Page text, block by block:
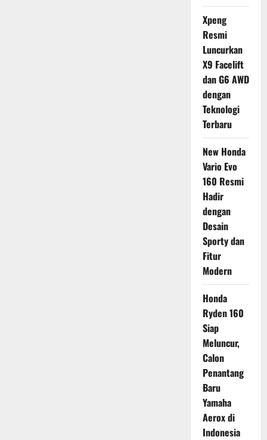
Xpeng
Resmi
Luncurkan
X9 Facelift
dan G6 AWD
dengan
Teknologi
Terbaru
New Honda
Vario Evo
160 Resmi
Hadir
dengan
Desain
Sporty dan
Fitur
Modern
Honda
Ryden 160
Siap
Meluncur,
Calon
Penantang
Baru
Yamaha
Aerox di
Indonesia